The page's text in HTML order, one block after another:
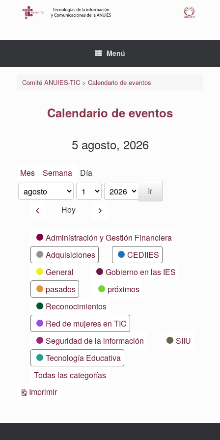
Menú
Comité ANUIES-TIC> Calendario de eventos
Calendario de eventos
5 agosto, 2026
Mes Semana Día
Mes
Día
Año
AnteriorHoy Siguiente
CategoríasAdministración y Gestión Financiera
Adquisiciones
CEDIIES
General
Gobierno en las IES
pasados
próximos
Reconocimientos
Red de mujeres en TIC
Seguridad de la información
SIIU
Tecnología Educativa
Todas las categorías
ImprimirVistas